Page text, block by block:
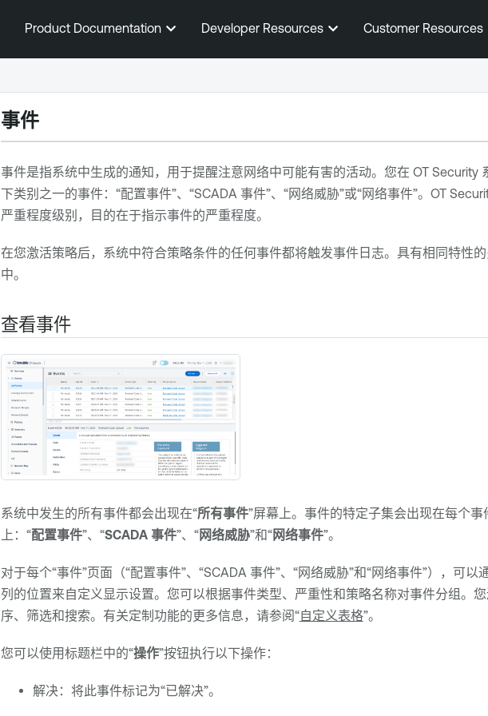
跳到主内容
Product Documentation Developer Resources Customer Resources
事件
事件是指系统中生成的通知，用于提醒注意网络中可能有害的活动。您在 OT Security
下类别之一的事件：“配置事件”、“SCADA 事件”、“网络威胁”或“网络事件”。 OT
严重程度级别，目的在于指示事件的严重程度。
在您激活策略后，系统中符合策略条件的任何事件都将触发事件日志。具有相同特性
中。
查看事件
系统中发生的所有事件都会出现在“所有事件”屏幕上。事件的特定子集会出现在每个
上：“配置事件”、“SCADA 事件”、“网络威胁”和“网络事件”。
对于每个“事件”页面（“配置事件”、“SCADA 事件”、“网络威胁”和“网络事件”），可
列的位置来自定义显示设置。您可以根据事件类型、严重性和策略名称对事件分组。
序、筛选和搜索。有关定制功能的更多信息，请参阅“自定义表格”。
您可以使用标题栏中的“操作”按钮执行以下操作：
解决：将此事件标记为“已解决”。